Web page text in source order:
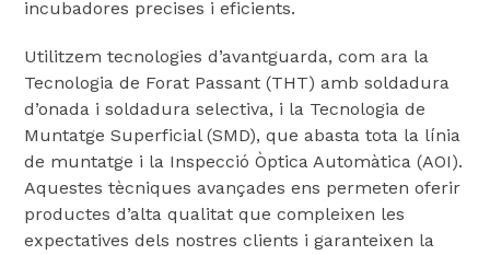
incubadores precises i eficients.
Utilitzem tecnologies d’avantguarda, com ara la
Tecnologia de Forat Passant (THT) amb soldadura
d’onada i soldadura selectiva, i la Tecnologia de
Muntatge Superficial (SMD), que abasta tota la línia
de muntatge i la Inspecció Òptica Automàtica (AOI).
Aquestes tècniques avançades ens permeten oferir
productes d’alta qualitat que compleixen les
expectatives dels nostres clients i garanteixen la